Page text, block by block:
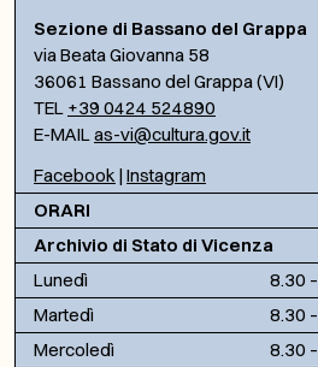
Sezione di Bassano del Grappa
via Beata Giovanna 58
36061 Bassano del Grappa (VI)
TEL +39 0424 524890
E-MAILas-vi@cultura.gov.it
Facebook | Instagram
ORARI
Archivio di Stato di Vicenza
Lunedì
8.30
Martedì
8.30
Mercoledì
8.30